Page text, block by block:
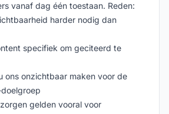
vanaf dag één toestaan. Reden:
harder nodig dan
specifiek om geciteerd te
ons onzichtbaar maken voor de
gelden vooral voor